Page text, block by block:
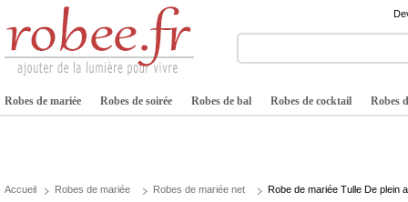
Robes de mariée Robes de soirée Robes de bal Robes de cocktail Robes
Accueil Robes de mariée Robes de mariée net Robe de mariée Tulle De plein